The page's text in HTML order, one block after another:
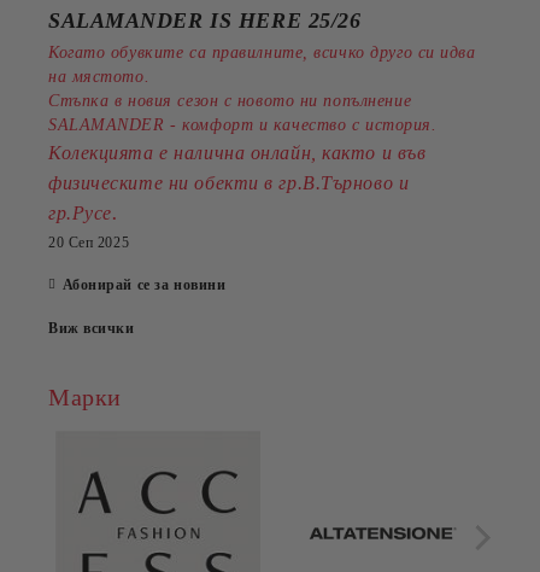
SALAMANDER IS HERE 25/26
Когато обувките са правилните, всичко друго си идва
на мястото.
Стъпка в новия сезон с новото ни попълнение
SALAMANDER - комфорт и качество с история.
Колекцията е налична онлайн, както и във
физическите ни обекти в гр.В.Търново и
гр.Русе.
20 Сеп 2025
Абонирай се за новини
Виж всички
Марки